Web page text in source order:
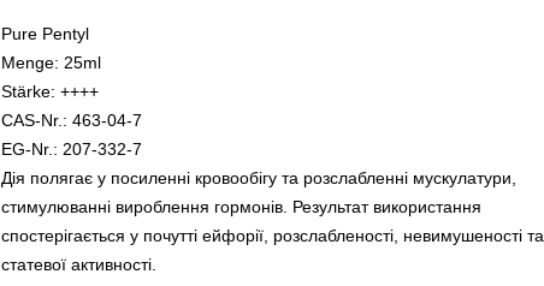
Pure Pentyl
Menge: 25ml
Stärke: ++++
CAS-Nr.: 463-04-7
EG-Nr.: 207-332-7
Дія полягає у посиленні кровообігу та розслабленні мускулатури,
стимулюванні вироблення гормонів. Результат використання
спостерігається у почутті ейфорії, розслабленості, невимушеності та
статевої активності.